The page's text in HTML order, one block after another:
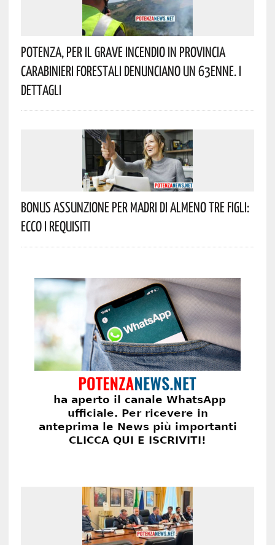
Potenza, Per Il Grave Incendio In Provincia
Carabinieri Forestali Denunciano Un 63enne. I
Dettagli
Bonus Assunzione Per Madri Di Almeno Tre Figli:
Ecco I Requisiti